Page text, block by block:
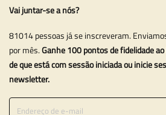
Vai juntar-se a nós?
81014 pessoas já se inscreveram.
por mês.Ganhe 100 pontos de fidelidade
de que está com sessão iniciada ou inicie
newsletter.